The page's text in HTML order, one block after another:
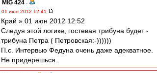
MIG 424 -
01 июн 2012 12:41
Край » 01 июн 2012 12:52
Следуя этой логике, гостевая трибуна будет -
трибуна Петра ( Петровская:-))))))
П.с. Интервью Федуна очень даже адекватное.
Не придерешься.